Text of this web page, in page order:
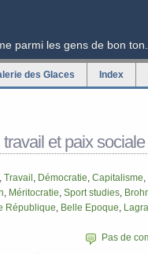
parmi les gens de bon
des Glaces Index
et paix sociale
, Travail , Démocratie, Capitalisme,
, Méritocratie, Sport studies,
République, Belle Epoque,
Pas de